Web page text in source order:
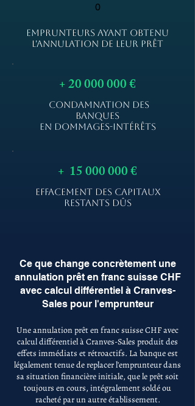
0
EMPRUNTEURS AYANT OBTENU
L'ANNULATION DE LEUR PRÊT
+20 000 000€
CONDAMNATION DES
BANQUES
EN DOMMAGES-INTÉRÊTS
+ 15 000 000€
EFFACEMENT DES CAPITAUX
RESTANTS DÛS
Ce que change concrètement une
annulation prêt en franc suisse CHF
avec calcul différentiel à Cranves-
Sales pour l'emprunteur
Une annulation prêt en franc suisse CHF avec
calcul différentiel à Cranves-Sales produit des
effets immédiats et rétroactifs. La banque est
légalement tenue de replacer l'emprunteur dans
sa situation financière initiale, que le prêt soit
toujours en cours, intégralement soldé ou
racheté par un autre établissement.